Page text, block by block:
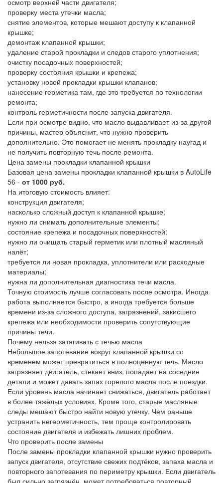
проверку места утечки масла;
снятие элементов, которые мешают доступу к клапанной
крышке;
демонтаж клапанной крышки;
удаление старой прокладки и следов старого уплотнения;
очистку посадочных поверхностей;
проверку состояния крышки и крепежа;
установку новой прокладки крышки клапанов;
нанесение герметика там, где это требуется по технологии
ремонта;
контроль герметичности после запуска двигателя.
Если при осмотре видно, что масло выдавливает из-за другой
причины, мастер объяснит, что нужно проверить
дополнительно. Это помогает не менять прокладку наугад и
не получить повторную течь после ремонта.
Цена замены прокладки клапанной крышки
Базовая цена замены прокладки клапанной крышки в AutoLife
56 - от 1000 руб.
На итоговую стоимость влияет:
конструкция двигателя;
насколько сложный доступ к клапанной крышке;
нужно ли снимать дополнительные элементы;
состояние крепежа и посадочных поверхностей;
нужно ли очищать старый герметик или плотный масляный
налёт;
требуется ли новая прокладка, уплотнители или расходные
материалы;
нужна ли дополнительная диагностика течи масла.
Точную стоимость лучше согласовать после осмотра. Иногда
работа выполняется быстро, а иногда требуется больше
времени из-за сложного доступа, загрязнений, закисшего
крепежа или необходимости проверить сопутствующие
причины течи.
Почему нельзя затягивать с течью масла
Небольшое запотевание вокруг клапанной крышки со
временем может превратиться в полноценную течь. Масло
загрязняет двигатель, стекает вниз, попадает на соседние
детали и может давать запах горелого масла после поездки.
Если уровень масла начинает снижаться, двигатель работает
в более тяжёлых условиях. Кроме того, старые масляные
следы мешают быстро найти новую утечку. Чем раньше
устранить негерметичность, тем проще контролировать
состояние двигателя и избежать лишних проблем.
Что проверить после замены
После замены прокладки клапанной крышки нужно проверить
запуск двигателя, отсутствие свежих подтёков, запаха масла и
повторного запотевания по периметру крышки. Если двигатель
был сильно загрязнён, может потребоваться повторный